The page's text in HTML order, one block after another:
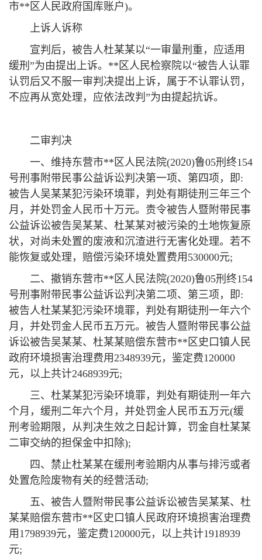
市**区人民政府国库账户)。
上诉人诉称
宣判后，被告人杜某某以“一审量刑重，应适用
缓刑”为由提出上诉。**区人民检察院以“被告人认罪
认罚后又不服一审判决提出上诉，属于不认罪认罚，
不应再从宽处理，应依法改判”为由提起抗诉。
二审判决
一、维持东营市**区人民法院(2020)鲁05刑终154
号刑事附带民事公益诉讼判决第一项、第四项，即:
被告人吴某某犯污染环境罪，判处有期徒刑三年三个
月，并处罚金人民币十万元。责令被告人暨附带民事
公益诉讼被告吴某某、杜某某对被污染的土地恢复原
状，对尚未处置的废液和沉渣进行无害化处理。若不
能恢复或处理，赔偿污染环境处置费用530000元;
二、撤销东营市**区人民法院(2020)鲁05刑终154
号刑事附带民事公益诉讼判决第二项、第三项，即:
被告人杜某某犯污染环境罪，判处有期徒刑一年六个
月，并处罚金人民币五万元。被告人暨附带民事公益
诉讼被告吴某某、杜某某赔偿东营市**区史口镇人民
政府环境损害治理费用2348939元，鉴定费120000
元，以上共计2468939元;
三、杜某某犯污染环境罪，判处有期徒刑一年六
个月，缓刑二年六个月，并处罚金人民币五万元(缓
刑考验期限，从判决生效之日起计算，罚金自杜某某
二审交纳的担保金中扣除);
四、禁止杜某某在缓刑考验期内从事与排污或者
处置危险废物有关的经营活动;
五、被告人暨附带民事公益诉讼被告吴某某、杜
某某赔偿东营市**区史口镇人民政府环境损害治理费
用1798939元，鉴定费120000元，以上共计1918939
元;